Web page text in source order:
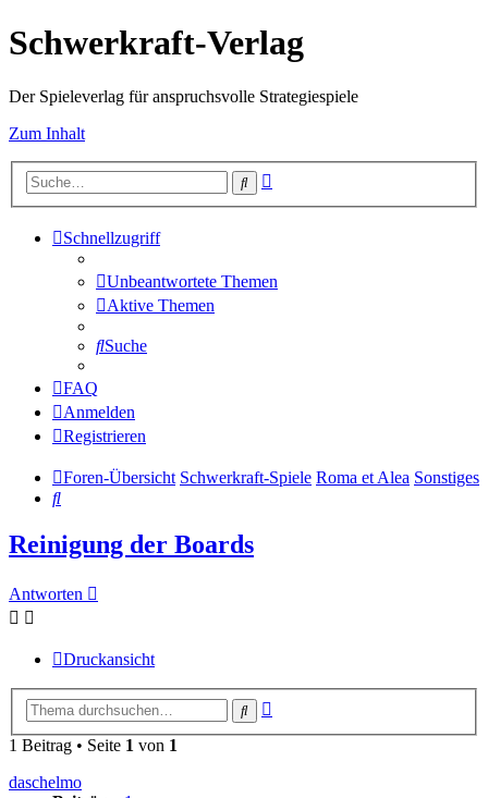
Schwerkraft-Verlag
Der Spieleverlag für anspruchsvolle Strategiespiele
Zum Inhalt
Suche
Schnellzugriff
Unbeantwortete Themen
Aktive Themen
Suche
FAQ
Anmelden
Registrieren
Foren-Übersicht Schwerkraft-Spiele Roma et Alea Sonstiges
Suche
Reinigung der Boards
Antworten
Druckansicht
Suche
1 Beitrag • Seite 1 von 1
daschelmo